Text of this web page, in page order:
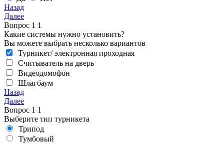
Назад
Далее
Вопрос 1 1
Какие системы нужно установить?
Вы можете выбрать несколько вариантов
Турникет/ электронная проходная
Считыватель на дверь
Видеодомофон
Шлагбаум
Назад
Далее
Вопрос 1 1
Выберите тип турникета
Трипод
Тумбовый